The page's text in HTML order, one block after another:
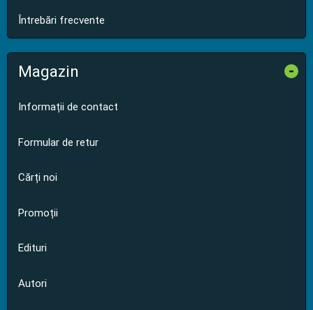
Întrebări frecvente
Magazin -
Informații de contact
Formular de retur
Cărți noi
Promoții
Edituri
Autori